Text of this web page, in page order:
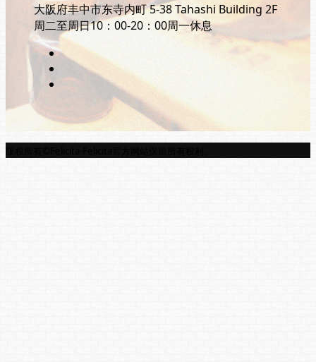
大阪府丰中市东寺内町 5-38 Tahashi Building 2F
周二至周日10：00-20：00周一休息